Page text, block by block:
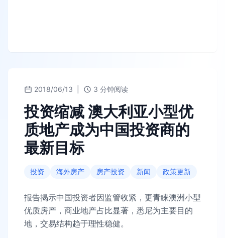
2018/06/13 3 分钟阅读
投资缩减 澳大利亚小型优
质地产成为中国投资商的
最新目标
投资 海外房产 房产投资 新闻 政策更新
报告揭示中国投资者因监管收紧，更青睐澳洲小型
优质房产，商业地产占比显著，悉尼为主要目的
地，交易结构趋于理性稳健。